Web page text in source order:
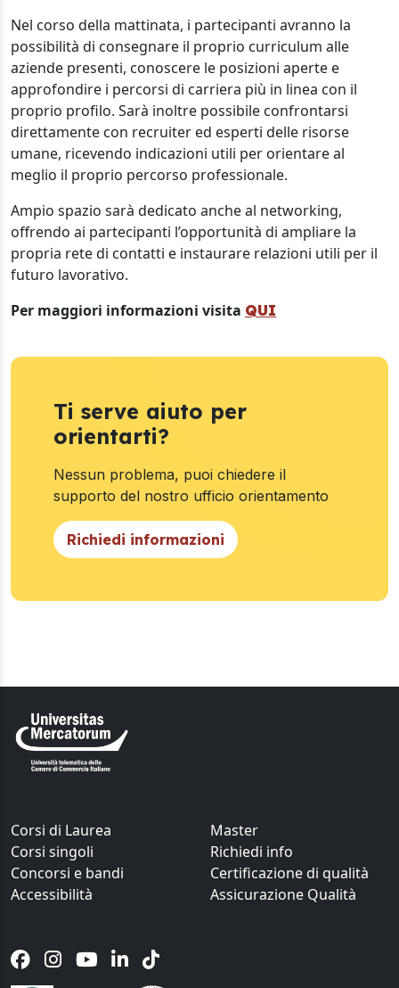
Nel corso della mattinata, i partecipanti avranno la
possibilità di consegnare il proprio curriculum alle
aziende presenti, conoscere le posizioni aperte e
approfondire i percorsi di carriera più in linea con il
proprio profilo. Sarà inoltre possibile confrontarsi
direttamente con recruiter ed esperti delle risorse
umane, ricevendo indicazioni utili per orientare al
meglio il proprio percorso professionale.
Ampio spazio sarà dedicato anche al networking,
offrendo ai partecipanti l’opportunità di ampliare la
propria rete di contatti e instaurare relazioni utili per il
futuro lavorativo.
Per maggiori informazioni visita QUI
Ti serve aiuto per
orientarti?
Nessun problema, puoi chiedere il
supporto del nostro ufficio orientamento
Richiedi informazioni
Corsi di Laurea
Master
Corsi singoli
Richiedi info
Concorsi e bandi
Certificazione di qualità
Accessibilità
Assicurazione Qualità